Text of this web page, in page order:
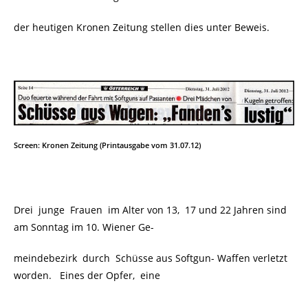
der heutigen Kronen Zeitung stellen dies unter Beweis.
Screen: Kronen Zeitung (Printausgabe vom 31.07.12)
Drei junge Frauen im Alter von 13, 17 und 22 Jahren sind
am Sonntag im 10. Wiener Ge-
meindebezirk durch Schüsse aus Softgun- Waffen verletzt
worden. Eines der Opfer, eine